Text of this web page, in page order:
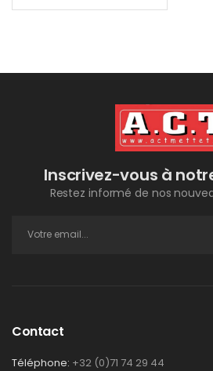
Inscrivez-vous à
Restez informé de nos
Contact
Téléphone: +32 (0)71 74 29 44